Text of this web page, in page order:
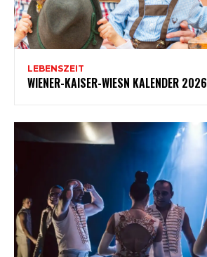
LEBENSZEIT
WIENER-KAISER-WIESN KALENDER 2026